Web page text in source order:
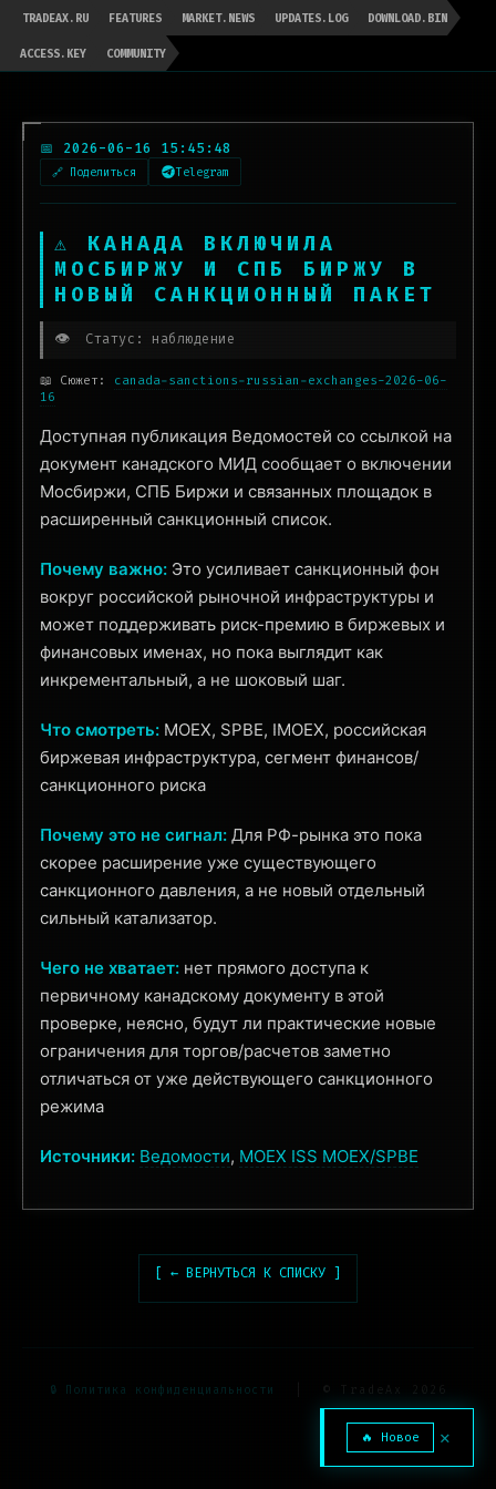
TRADEAX.RU FEATURES MARKET.NEWS UPDATES.LOG DOWNLOAD.BIN
ACCESS.KEY COMMUNITY
📅 2026-06-16 15:45:48
🔗 Поделиться Telegram
⚠️ КАНАДА ВКЛЮЧИЛА
МОСБИРЖУ И СПБ БИРЖУ В
НОВЫЙ САНКЦИОННЫЙ ПАКЕТ
👁️ Статус: наблюдение
📖 Сюжет: canada-sanctions-russian-exchanges-2026-06-
16
Доступная публикация Ведомостей со ссылкой на
документ канадского МИД сообщает о включении
Мосбиржи, СПБ Биржи и связанных площадок в
расширенный санкционный список.
Почему важно: Это усиливает санкционный фон
вокруг российской рыночной инфраструктуры и
может поддерживать риск-премию в биржевых и
финансовых именах, но пока выглядит как
инкрементальный, а не шоковый шаг.
Что смотреть: MOEX, SPBE, IMOEX, российская
биржевая инфраструктура, сегмент финансов/
санкционного риска
Почему это не сигнал: Для РФ-рынка это пока
скорее расширение уже существующего
санкционного давления, а не новый отдельный
сильный катализатор.
Чего не хватает: нет прямого доступа к
первичному канадскому документу в этой
проверке, неясно, будут ли практические новые
ограничения для торгов/расчетов заметно
отличаться от уже действующего санкционного
режима
Источники: Ведомости, MOEX ISS MOEX/SPBE
[ ← ВЕРНУТЬСЯ К СПИСКУ ]
🔒 Политика конфиденциальности © TradeAx 2026
🔥 Новое ✕